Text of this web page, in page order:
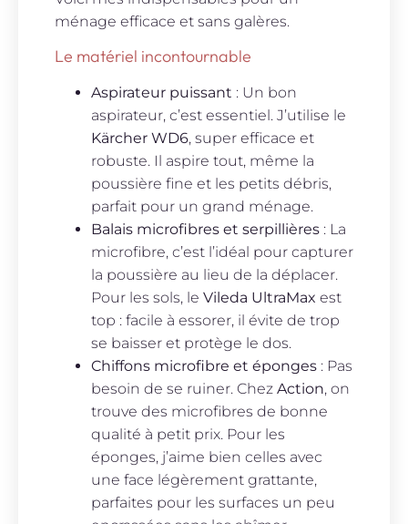
ménage efficace et sans galères.
Le matériel incontournable
Aspirateur puissant : Un bon
aspirateur, c’est essentiel. J’utilise le
Kärcher WD6, super efficace et
robuste. Il aspire tout, même la
poussière fine et les petits débris,
parfait pour un grand ménage.
Balais microfibres et serpillières : La
microfibre, c’est l’idéal pour capturer
la poussière au lieu de la déplacer.
Pour les sols, le Vileda UltraMax est
top : facile à essorer, il évite de trop
se baisser et protège le dos.
Chiffons microfibre et éponges : Pas
besoin de se ruiner. Chez Action, on
trouve des microfibres de bonne
qualité à petit prix. Pour les
éponges, j’aime bien celles avec
une face légèrement grattante,
parfaites pour les surfaces un peu